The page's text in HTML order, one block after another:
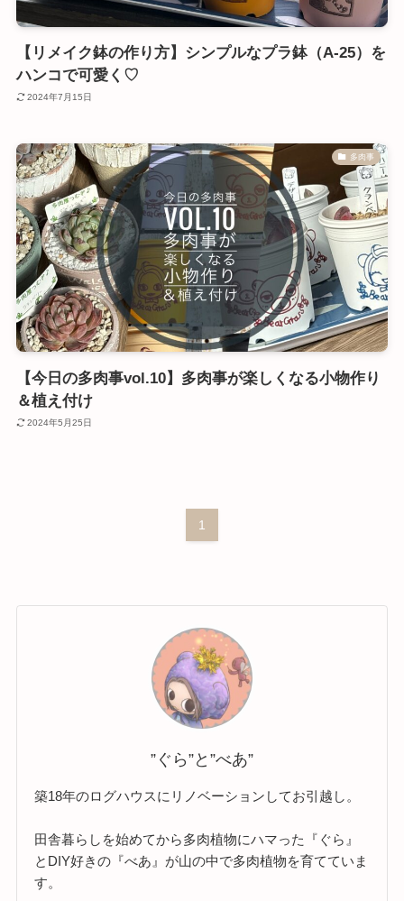
【リメイク鉢の作り方】シンプルなプラ鉢（A-25）を
ハンコで可愛く♡
2024年7月15日
多肉事
【今日の多肉事vol.10】多肉事が楽しくなる小物作り
＆植え付け
2024年5月25日
1
”ぐら”と”べあ”
築18年のログハウスにリノベーションしてお引越し。
田舎暮らしを始めてから多肉植物にハマった『ぐら』
とDIY好きの『べあ』が山の中で多肉植物を育てていま
す。